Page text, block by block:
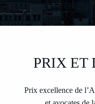
PRIX ET
Prix excellence de